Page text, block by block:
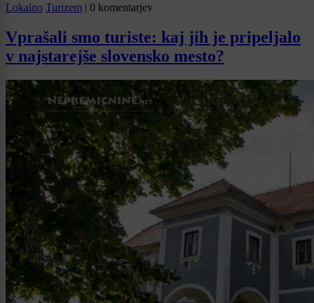
Lokalno Turizem | 0 komentarjev
Vprašali smo turiste: kaj jih je pripeljalo
v najstarejše slovensko mesto?